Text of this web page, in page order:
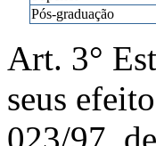
Pós-graduação
Art. 3°
seus